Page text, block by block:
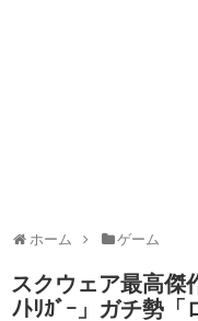
ホーム ゲーム
スクウェア最高傑
ﾉﾄﾘｶﾞｰ」ガチ勢「